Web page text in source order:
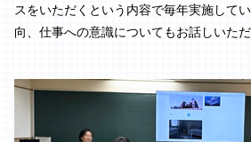
スをいただくという内容で毎年実施して
向、仕事への意識についてもお話しいただ